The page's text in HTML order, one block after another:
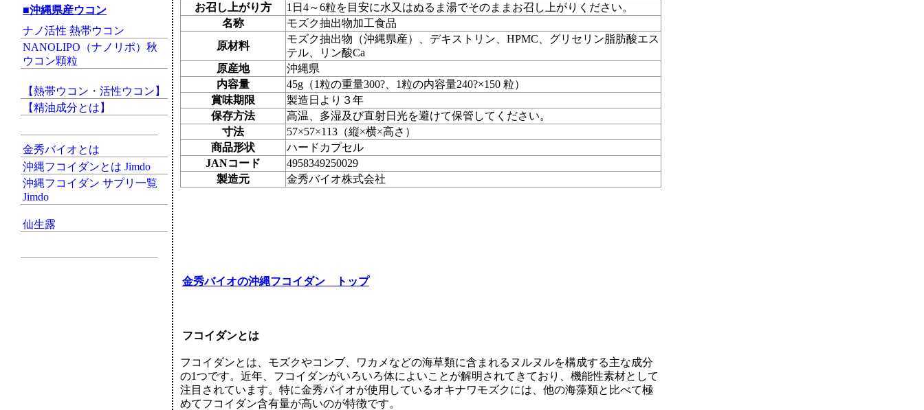
■沖縄県産ウコン
ナノ活性 熱帯ウコン
NANOLIPO（ナノリポ）秋
ウコン顆粒
【熱帯ウコン・活性ウコン】
【精油成分とは】
金秀バイオとは
沖縄フコイダンとは Jimdo
沖縄フコイダン サプリ一覧
Jimdo
仙生露
お召し上がり方
1日4～6粒を目安に水又はぬるま湯でそのままお召し上がりください。
名称
モズク抽出物加工食品
原材料
モズク抽出物（沖縄県産）、デキストリン、HPMC、グリセリン脂肪酸エス
テル、リン酸Ca
原産地
沖縄県
内容量
45g（1粒の重量300?、1粒の内容量240?×150 粒）
賞味期限
製造日より３年
保存方法
高温、多湿及び直射日光を避けて保管してください。
寸法
57×57×113（縦×横×高さ）
商品形状
ハードカプセル
JANコード
4958349250029
製造元
金秀バイオ株式会社
金秀バイオの沖縄フコイダン トップ
フコイダンとは
フコイダンとは、モズクやコンブ、ワカメなどの海草類に含まれるヌルヌルを構成する主な成分
の1つです。近年、フコイダンがいろいろ体によいことが解明されてきており、機能性素材として
注目されています。特に金秀バイオが使用しているオキナワモズクには、他の海藻類と比べて極
めてフコイダン含有量が高いのが特徴です。